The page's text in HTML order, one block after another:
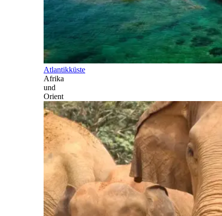
Atlantikküste
Afrika
und
Orient